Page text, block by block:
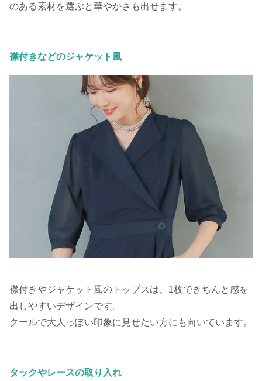
のある素材を選ぶと華やかさも出せます。
襟付きなどのジャケット風
襟付きやジャケット風のトップスは、1枚できちんと感を
出しやすいデザインです。
クールで大人っぽい印象に見せたい方にも向いています。
タックやレースの取り入れ